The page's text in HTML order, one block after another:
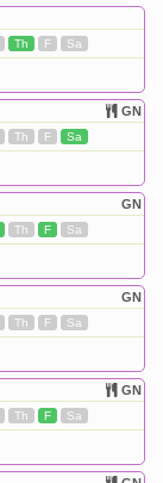
Th F Sa
GN
Th F Sa
GN
Th F Sa
GN
Th F Sa
GN
Th F Sa